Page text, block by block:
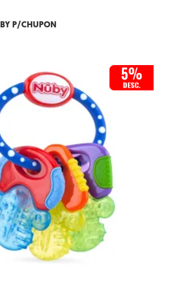
P/CHUPON